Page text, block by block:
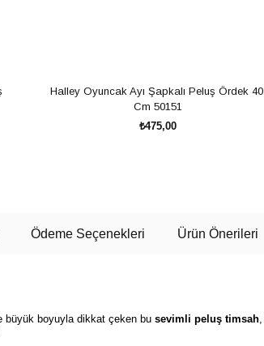
Halley Oyuncak Ayı Şapkalı Peluş Ördek 40
Cm 50151
₺475,00
Ödeme Seçenekleri Ürün Önerileri
büyük boyuyla dikkat çeken bu sevimli peluş timsah